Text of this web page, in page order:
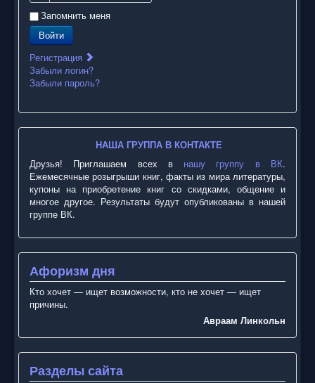
Запомнить меня
Войти
Регистрация
Забыли логин?
Забыли пароль?
НАША ГРУППА В КОНТАКТЕ
Друзья! Приглашаем всех в нашу группу в ВК.
Ежемесячные розыгрыши книг, факты из мира литературы,
купоны на приобретение книг со скидками, общение и
многое другое. Результаты будут опубликованы в нашей
группе ВК.
Афоризм дня
Кто хочет — ищет возможности, кто не хочет — ищет
причины.
Авраам Линкольн
Разделы сайта